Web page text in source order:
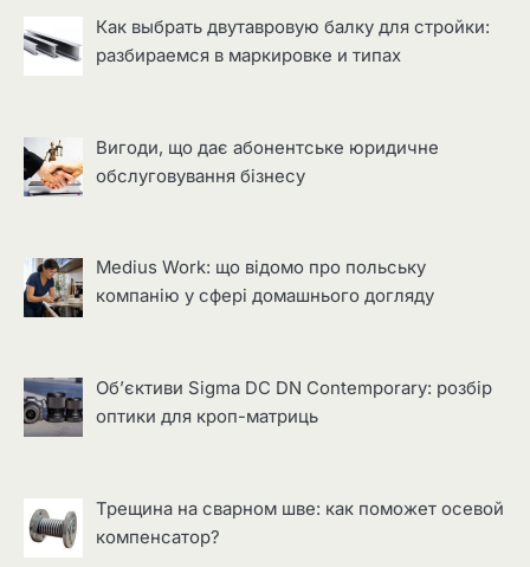
Как выбрать двутавровую балку для стройки:
разбираемся в маркировке и типах
Вигоди, що дає абонентське юридичне
обслуговування бізнесу
Medius Work: що відомо про польську
компанію у сфері домашнього догляду
Об’єктиви Sigma DC DN Contemporary: розбір
оптики для кроп-матриць
Трещина на сварном шве: как поможет осевой
компенсатор?